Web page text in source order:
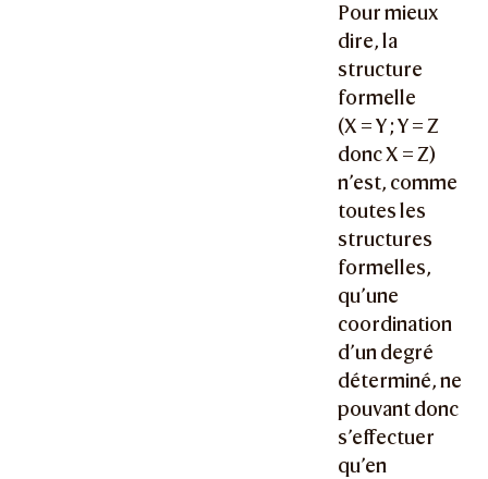
Pour mieux
dire, la
structure
formelle
(X = Y ; Y = Z
donc X = Z)
n’est, comme
toutes les
structures
formelles,
qu’une
coordination
d’un degré
déterminé, ne
pouvant donc
s’effectuer
qu’en